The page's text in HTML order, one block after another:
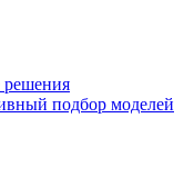
подбор моделей